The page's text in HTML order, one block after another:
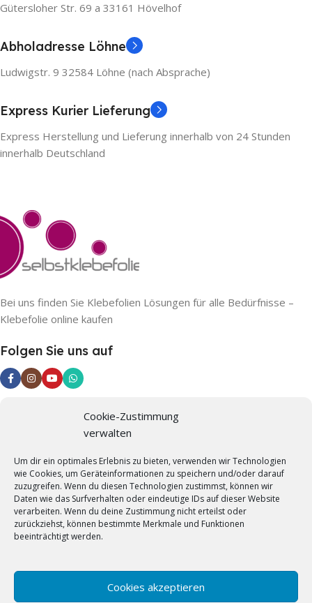
Cookie-Zustimmung
verwalten
Um dir ein optimales Erlebnis zu bieten, verwenden wir Technologien
wie Cookies, um Geräteinformationen zu speichern und/oder darauf
zuzugreifen. Wenn du diesen Technologien zustimmst, können wir
Daten wie das Surfverhalten oder eindeutige IDs auf dieser Website
verarbeiten. Wenn du deine Zustimmung nicht erteilst oder
zurückziehst, können bestimmte Merkmale und Funktionen
beeinträchtigt werden.
Cookies akzeptieren
Gütersloher Str. 69 a 33161 Hövelhof
Abholadresse Löhne
Ludwigstr. 9 32584 Löhne (nach Absprache)
Express Kurier Lieferung
Express Herstellung und Lieferung innerhalb von 24 Stunden
innerhalb Deutschland
Bei uns finden Sie Klebefolien Lösungen für alle Bedürfnisse –
Klebefolie online kaufen
Folgen Sie uns auf
Informationen
Datenschutzerklärung
AGB
Widerrufsrecht
Versandarten